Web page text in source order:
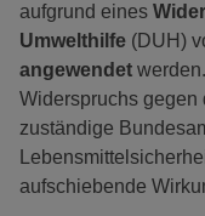
aufgrund eines
Umwelthilfe (DUH)
angewendet
Widerspruchs gegen
zuständige
aufschiebende